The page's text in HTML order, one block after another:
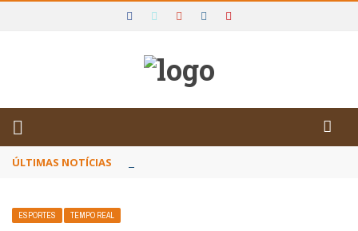
IGUAÍ E SUDOESTE DA BAHIA
ÚLTIMAS NOTÍCIAS
ESPORTES TEMPO REAL